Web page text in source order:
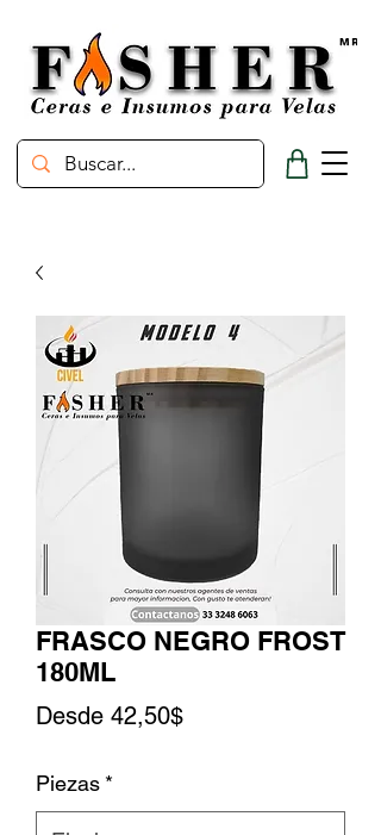
FRASCO NEGRO FROST
180ML
Desde 42,50$Precio de oferta
Piezas *